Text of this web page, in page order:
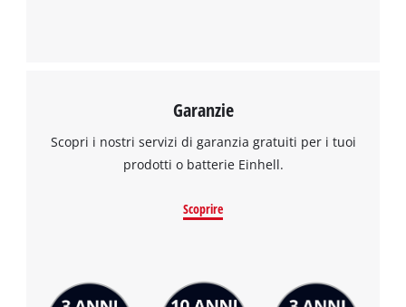
Garanzie
Scopri i nostri servizi di garanzia gratuiti per i tuoi
prodotti o batterie Einhell.
Scoprire